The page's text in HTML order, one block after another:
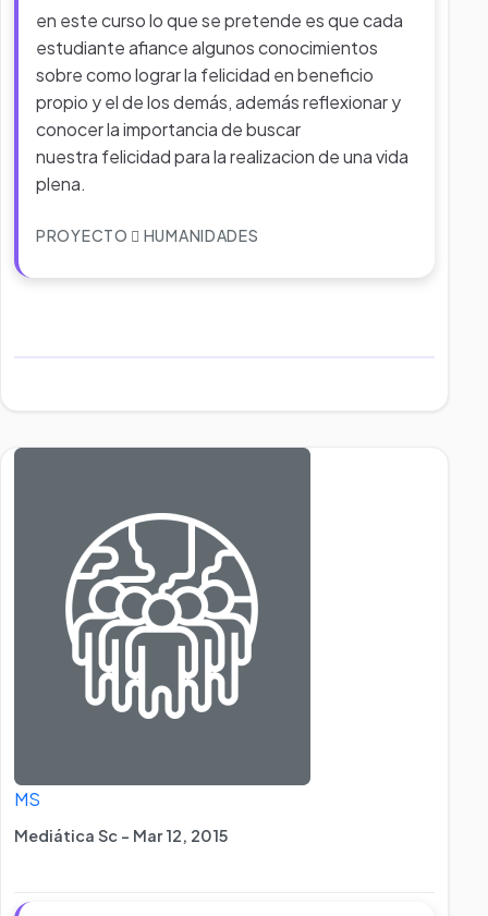
en este curso lo que se pretende es que cada
estudiante afiance algunos conocimientos
sobre como lograr la felicidad en beneficio
propio y el de los demás, además reflexionar y
conocer la importancia de buscar
nuestra felicidad para la realizacion de una vida
plena.
PROYECTO HUMANIDADES
MS
Mediática Sc - Mar 12, 2015